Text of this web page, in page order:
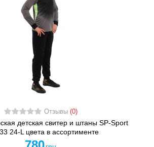
Отзывы (0)
детская свитер и штаны SP-Sport
24-L цвета в ассортименте